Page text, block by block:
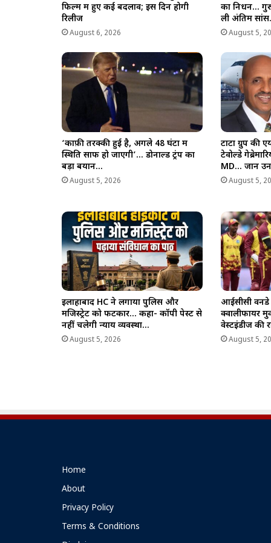
फिल्म में हुए कई बदलाव; इस दिन होगी
रिलीज
August 6, 2026
का निधन…
ली अंतिम
August 5,
‘काफ़ी तरक्की हुई है, अगले 48 घंटों में
स्थिति साफ हो जाएगी’… डोनाल्ड ट्रंप का
बड़ा बयान…
August 5, 2026
टाटा ग्रुप की
टेवोल्डे
MD… जानें
August 5,
इलाहाबाद HC ने लगाया पुलिस और
मजिस्ट्रेट को फटकार… कहा- कॉपी पेस्ट से
नहीं चलेगी न्याय व्यवस्था…
August 5, 2026
आईसीसी वनडे
क्वालीफायर
वेस्टइंडीज की
August 5,
Home
About
Privacy Policy
Terms & Conditions